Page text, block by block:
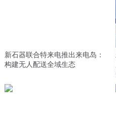
新石器联合特来电推出来电岛：
构建无人配送全域生态